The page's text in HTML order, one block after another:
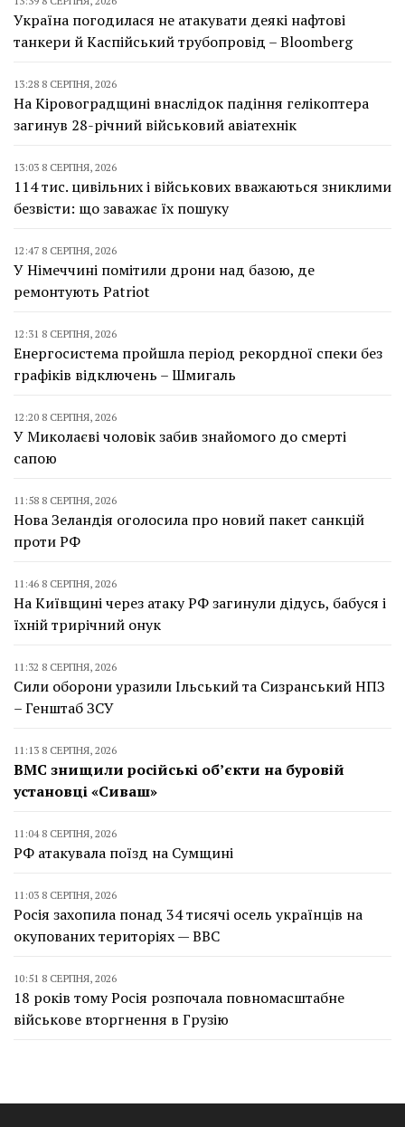
Україна погодилася не атакувати деякі нафтові
танкери й Каспійський трубопровід – Bloomberg
13:28 8 СЕРПНЯ, 2026
На Кіровоградщині внаслідок падіння гелікоптера
загинув 28-річний військовий авіатехнік
13:03 8 СЕРПНЯ, 2026
114 тис. цивільних і військових вважаються зниклими
безвісти: що заважає їх пошуку
12:47 8 СЕРПНЯ, 2026
У Німеччині помітили дрони над базою, де
ремонтують Patriot
12:31 8 СЕРПНЯ, 2026
Енергосистема пройшла період рекордної спеки без
графіків відключень – Шмигаль
12:20 8 СЕРПНЯ, 2026
У Миколаєві чоловік забив знайомого до смерті
сапою
11:58 8 СЕРПНЯ, 2026
Нова Зеландія оголосила про новий пакет санкцій
проти РФ
11:46 8 СЕРПНЯ, 2026
На Київщині через атаку РФ загинули дідусь, бабуся і
їхній трирічний онук
11:32 8 СЕРПНЯ, 2026
Сили оборони уразили Ільський та Сизранський НПЗ
– Генштаб ЗСУ
11:13 8 СЕРПНЯ, 2026
ВМС знищили російські об’єкти на буровій
установці «Сиваш»
11:04 8 СЕРПНЯ, 2026
РФ атакувала поїзд на Сумщині
11:03 8 СЕРПНЯ, 2026
Росія захопила понад 34 тисячі осель українців на
окупованих територіях — BBC
10:51 8 СЕРПНЯ, 2026
18 років тому Росія розпочала повномасштабне
військове вторгнення в Грузію